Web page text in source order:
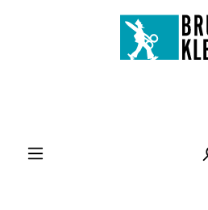
Zum Hauptinhalt springen